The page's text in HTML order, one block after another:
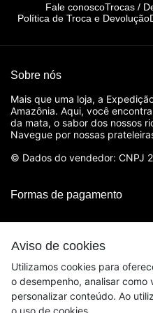
Aviso de cookies
Utilizamos cookies para
o desempenho, analisar
personalizar conteúdo. Ao
o uso de cookies.
Fale conoscoTrocas /
Política de Troca e Devolução
Sobre nós
Mais que uma loja, a
Amazônia. Aqui, você
da mata, o sabor dos nossos
Navegue por nossas
© Dados do vendedor: CNPJ
Formas de pagamento